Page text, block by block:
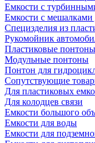
Емкости с
Емкости с мешалками
Специзделия из
Рукомойник
Пластиковые понтоны
Модульные понтоны
Понтон для
Сопутствующие
Для пластиковых
Для колодцев связи
Емкости большого
Емкости для воды
Емкости для